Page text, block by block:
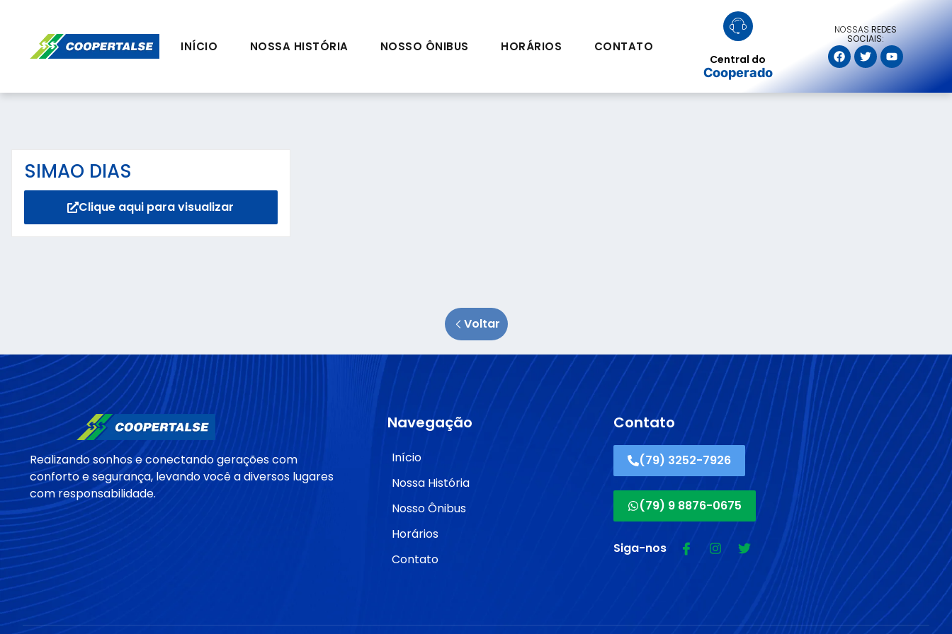
INÍCIO NOSSA HISTÓRIA NOSSO ÔNIBUS HORÁRIOS CONTATO
Central do
Cooperado
NOSSASREDES
SOCIAIS:
SIMAO DIAS
Clique aqui para visualizar
Voltar
Realizando sonhos e conectando gerações com
conforto e segurança, levando você a diversos lugares
com responsabilidade.
Navegação
Início
Nossa História
Nosso Ônibus
Horários
Contato
Contato
(79) 3252-7926
(79) 9 8876-0675
Siga-nos